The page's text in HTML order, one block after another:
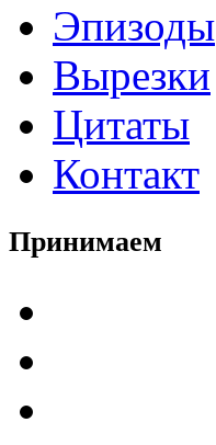
Эпизоды
Вырезки
Цитаты
Контакт
Принимаем